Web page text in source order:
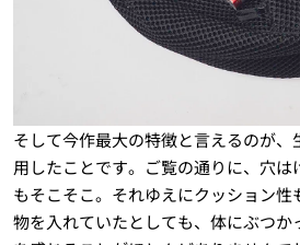
そして今作最大の特徴と言えるのが
用したことです。ご覧の通りに、穴
もそこそこ。それゆえにクッション
物を入れていたとしても、体にぶつ